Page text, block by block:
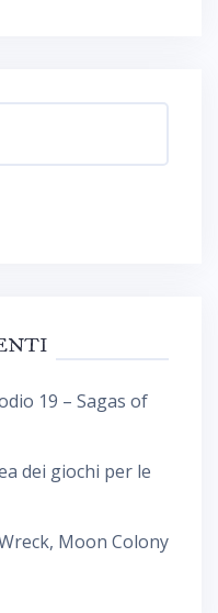
19 – Sagas of
dei giochi per le
Moon Colony